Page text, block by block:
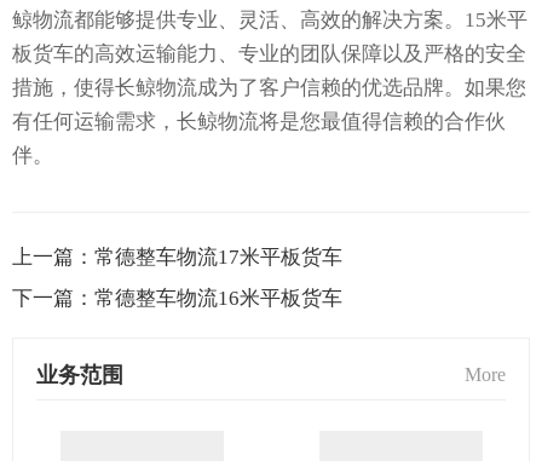
鲸物流都能够提供专业、灵活、高效的解决方案。15米平
板货车的高效运输能力、专业的团队保障以及严格的安全
措施，使得长鲸物流成为了客户信赖的优选品牌。如果您
有任何运输需求，长鲸物流将是您最值得信赖的合作伙
伴。
上一篇： 常德整车物流17米平板货车
下一篇： 常德整车物流16米平板货车
业务范围 More